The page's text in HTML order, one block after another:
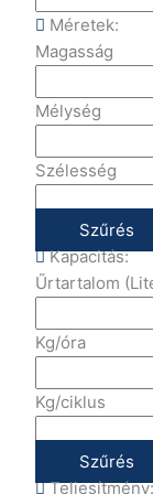
Méretek:
Magasság
Mélység
Szélesség
Szűrés
Kapacitás:
Űrtartalom
Kg/óra
Kg/ciklus
Szűrés
Teljesítmény: